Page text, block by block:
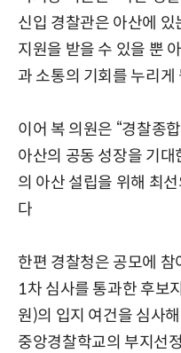
신입 경찰관은 아산에
지원을 받을 수 있을 뿐
과 소통의 기회를 누리게
이어 복 의원은 “경찰종
아산의 공동 성장을 기
의 아산 설립을 위해 최
다
한편 경찰청은 공모에
1차 심사를 통과한 후보
원)의 입지 여건을 심사
중앙경찰학교의 부지선